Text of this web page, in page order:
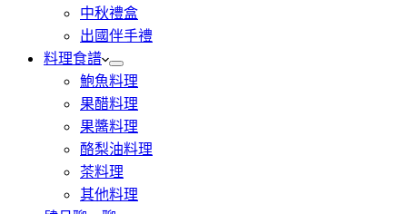
中秋禮盒
出國伴手禮
料理食譜
鮑魚料理
果醋料理
果醬料理
酪梨油料理
茶料理
其他料理